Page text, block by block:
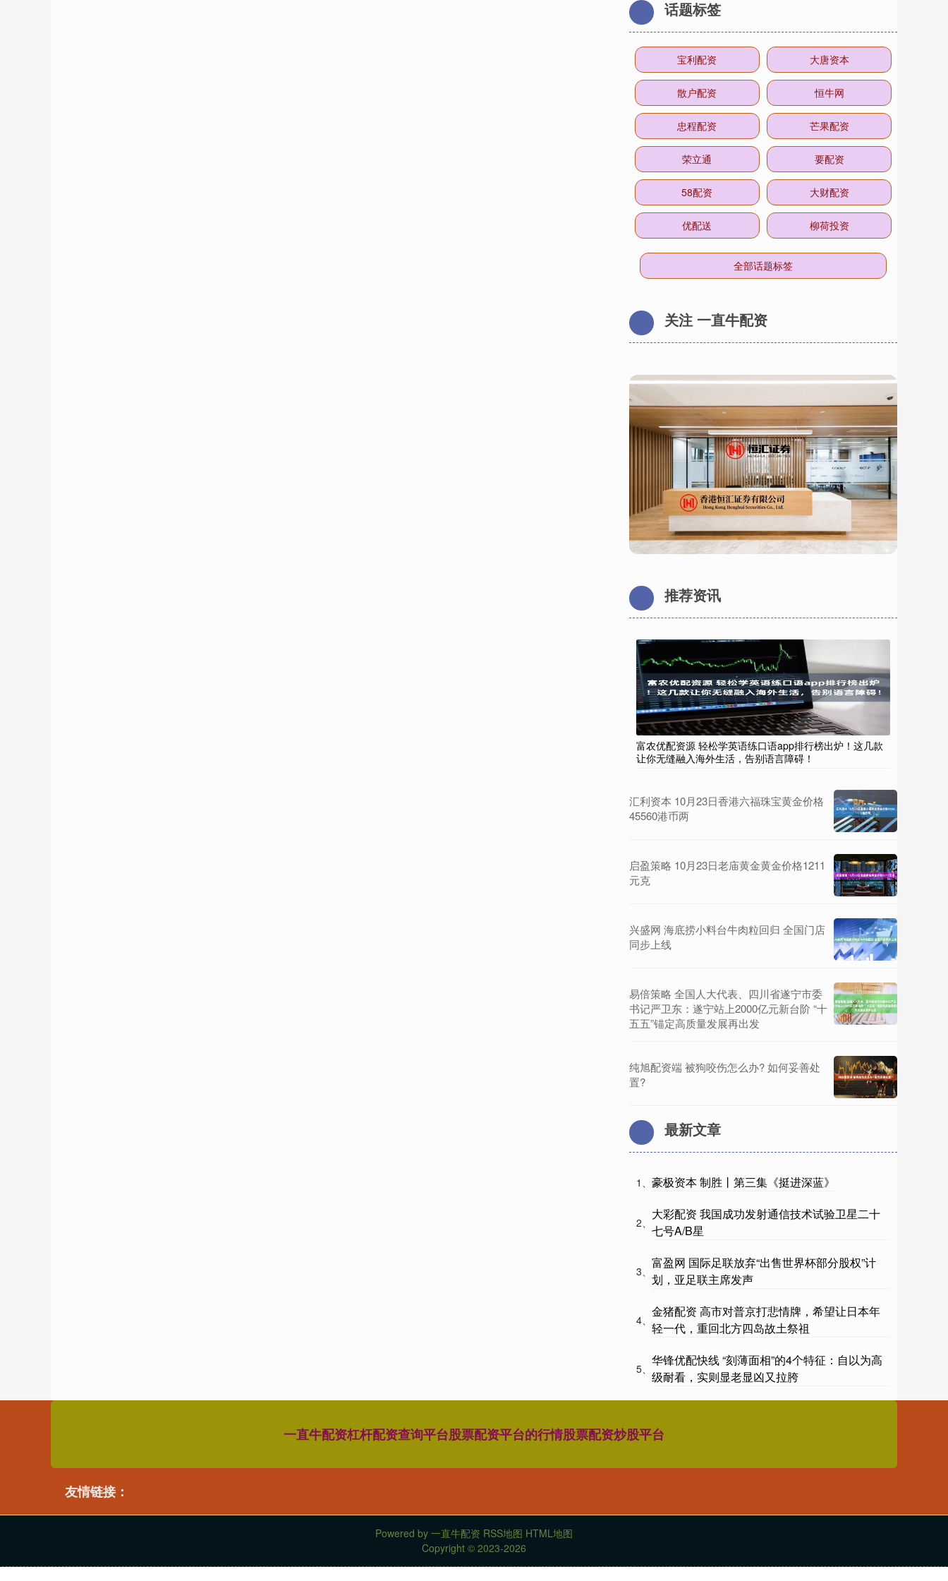
话题标签
宝利配资 大唐资本
散户配资 恒牛网
忠程配资 芒果配资
荣立通 要配资
58配资 大财配资
优配送 柳荷投资
全部话题标签
关注 一直牛配资
推荐资讯
富农优配资源 轻松学英语练口语app排行榜出炉！这几款
让你无缝融入海外生活，告别语言障碍！
汇利资本 10月23日香港六福珠宝黄金价格
45560港币两
启盈策略 10月23日老庙黄金黄金价格1211
元克
兴盛网 海底捞小料台牛肉粒回归 全国门店
同步上线
易倍策略 全国人大代表、四川省遂宁市委
书记严卫东：遂宁站上2000亿元新台阶 “十
五五”锚定高质量发展再出发
纯旭配资端 被狗咬伤怎么办? 如何妥善处
置?
最新文章
1、 豪极资本 制胜丨第三集《挺进深蓝》
2、
大彩配资 我国成功发射通信技术试验卫星二十
七号A/B星
3、
富盈网 国际足联放弃“出售世界杯部分股权”计
划，亚足联主席发声
4、
金猪配资 高市对普京打悲情牌，希望让日本年
轻一代，重回北方四岛故土祭祖
5、
华锋优配快线 “刻薄面相”的4个特征：自以为高
级耐看，实则显老显凶又拉胯
一直牛配资杠杆配资查询平台股票配资平台的行情股票配资炒股平台
友情链接：
Powered by 一直牛配资 RSS地图 HTML地图
Copyright © 2023-2026